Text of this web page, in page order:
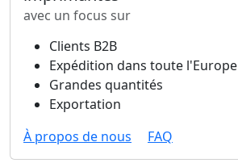
avec un focus sur
Clients B2B
Expédition dans toute l'Europe
Grandes quantités
Exportation
À propos de nous
FAQ